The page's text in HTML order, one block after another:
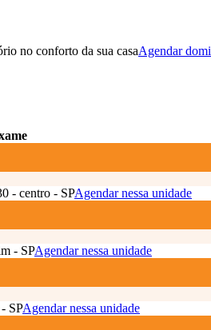
no conforto da sua casaAgendar
- centro - SPAgendar nessa unidade
- SPAgendar nessa unidade
SPAgendar nessa unidade